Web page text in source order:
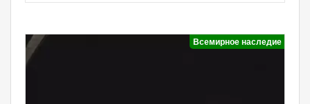
Всемирное наследие